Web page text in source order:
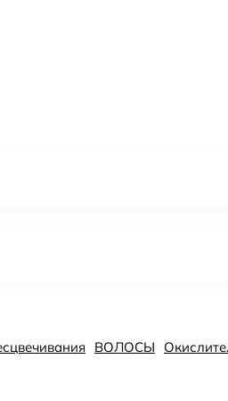
ВОЛОСЫ